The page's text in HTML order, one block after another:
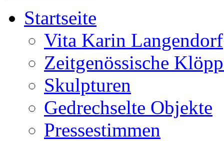
Startseite
Vita Karin Langendorf
Zeitgenössische
Skulpturen
Gedrechselte Objekte
Pressestimmen